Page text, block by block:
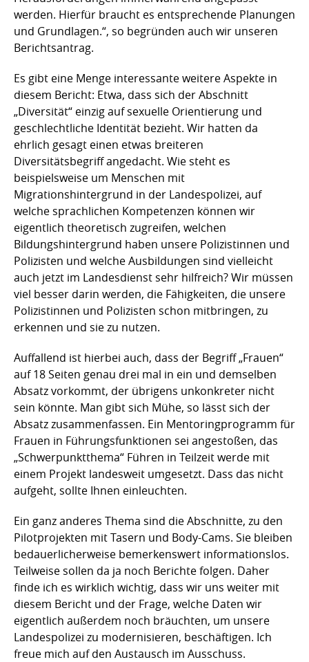
werden. Hierfür braucht es entsprechende Planungen
und Grundlagen.“, so begründen auch wir unseren
Berichtsantrag.
Es gibt eine Menge interessante weitere Aspekte in
diesem Bericht: Etwa, dass sich der Abschnitt
„Diversität“ einzig auf sexuelle Orientierung und
geschlechtliche Identität bezieht. Wir hatten da
ehrlich gesagt einen etwas breiteren
Diversitätsbegriff angedacht. Wie steht es
beispielsweise um Menschen mit
Migrationshintergrund in der Landespolizei, auf
welche sprachlichen Kompetenzen können wir
eigentlich theoretisch zugreifen, welchen
Bildungshintergrund haben unsere Polizistinnen und
Polizisten und welche Ausbildungen sind vielleicht
auch jetzt im Landesdienst sehr hilfreich? Wir müssen
viel besser darin werden, die Fähigkeiten, die unsere
Polizistinnen und Polizisten schon mitbringen, zu
erkennen und sie zu nutzen.
Auffallend ist hierbei auch, dass der Begriff „Frauen“
auf 18 Seiten genau drei mal in ein und demselben
Absatz vorkommt, der übrigens unkonkreter nicht
sein könnte. Man gibt sich Mühe, so lässt sich der
Absatz zusammenfassen. Ein Mentoringprogramm für
Frauen in Führungsfunktionen sei angestoßen, das
„Schwerpunktthema“ Führen in Teilzeit werde mit
einem Projekt landesweit umgesetzt. Dass das nicht
aufgeht, sollte Ihnen einleuchten.
Ein ganz anderes Thema sind die Abschnitte, zu den
Pilotprojekten mit Tasern und Body-Cams. Sie bleiben
bedauerlicherweise bemerkenswert informationslos.
Teilweise sollen da ja noch Berichte folgen. Daher
finde ich es wirklich wichtig, dass wir uns weiter mit
diesem Bericht und der Frage, welche Daten wir
eigentlich außerdem noch bräuchten, um unsere
Landespolizei zu modernisieren, beschäftigen. Ich
freue mich auf den Austausch im Ausschuss.